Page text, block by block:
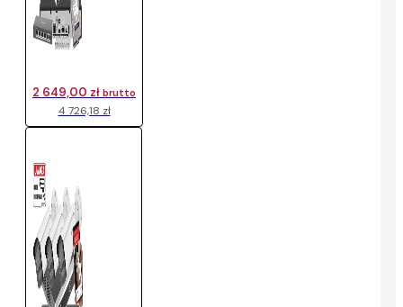
4 726,18 zł
2 649,00 zł brutto